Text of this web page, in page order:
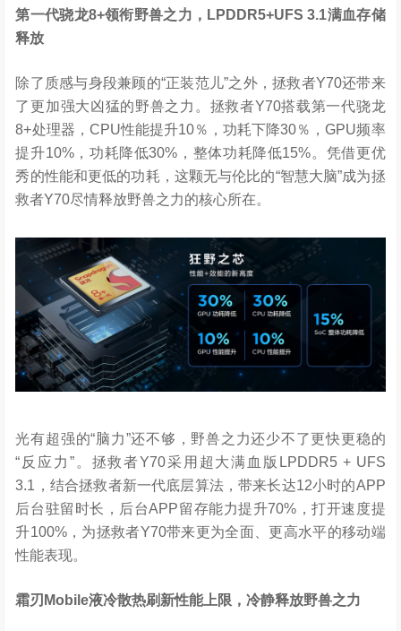
第一代骁龙8+领衔野兽之力， LPDDR5+UFS 3.1满血存储
释放
除了质感与身段兼顾的“正装范儿”之外，拯救者Y70还带来
了更加强大凶猛的野兽之力。拯救者Y70搭载第一代骁龙
8+处理器，CPU性能提升10％，功耗下降30％，GPU频率
提升10%，功耗降低30%，整体功耗降低15%。凭借更优
秀的性能和更低的功耗，这颗无与伦比的“智慧大脑”成为拯
救者Y70尽情释放野兽之力的核心所在。
光有超强的“脑力”还不够，野兽之力还少不了更快更稳的
“反应力”。拯救者Y70采用超大满血版LPDDR5 + UFS
3.1，结合拯救者新一代底层算法，带来长达12小时的APP
后台驻留时长，后台APP留存能力提升70%，打开速度提
升100%，为拯救者Y70带来更为全面、更高水平的移动端
性能表现。
霜刃 Mobile液冷散热刷新性能上限，冷静释放野兽之力